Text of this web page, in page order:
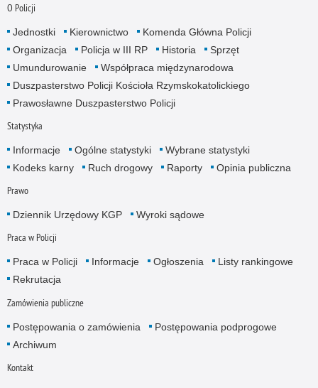
O Policji
Jednostki Kierownictwo
Komenda Główna Policji
Organizacja
Policja w III RP Historia
Sprzęt
Umundurowanie
Współpraca międzynarodowa
Duszpasterstwo Policji Kościoła Rzymskokatolickiego
Prawosławne Duszpasterstwo Policji
Statystyka
Informacje Ogólne statystyki
Wybrane statystyki
Kodeks karny
Ruch drogowy Raporty Opinia publiczna
Prawo
Dziennik Urzędowy KGP Wyroki sądowe
Praca w Policji
Praca w Policji Informacje Ogłoszenia
Listy rankingowe
Rekrutacja
Zamówienia publiczne
Postępowania o zamówienia
Postępowania podprogowe
Archiwum
Kontakt